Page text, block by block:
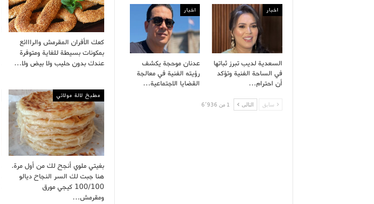
كعك الأفران المقرمش والرااائع
بمكونات بسيطة للغاية ومتوفرة
عندك بدون حليب ولا بيض ولا…
مطبخ لالة مولاتي
بغيتي ملوي أنجح لك من أول مرة.
هنا جبت لك السر النجاح ديالو
100/100 كيجي مورق
ومقرمش…
اخبار
السعدية لديب تبرز ثباتها
في الساحة الفنية وتؤكد
أن احترام…
اخبار
عدنان موحجة يكشف
رؤيته الفنية في معالجة
القضايا الاجتماعية…
سابق التالى 1 من 6٬936